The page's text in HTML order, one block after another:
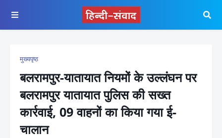
मुख्यपृष्ठ
बलरामपुर-यातायात नियमों के उल्लंघन पर
बलरामपुर यातायात पुलिस की सख्त
कार्रवाई, 09 वाहनों का किया गया ई-
चालान